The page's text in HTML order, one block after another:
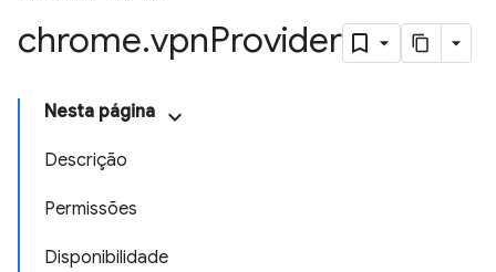
chrome.vpnProvider
Nesta página
Descrição
Permissões
Disponibilidade